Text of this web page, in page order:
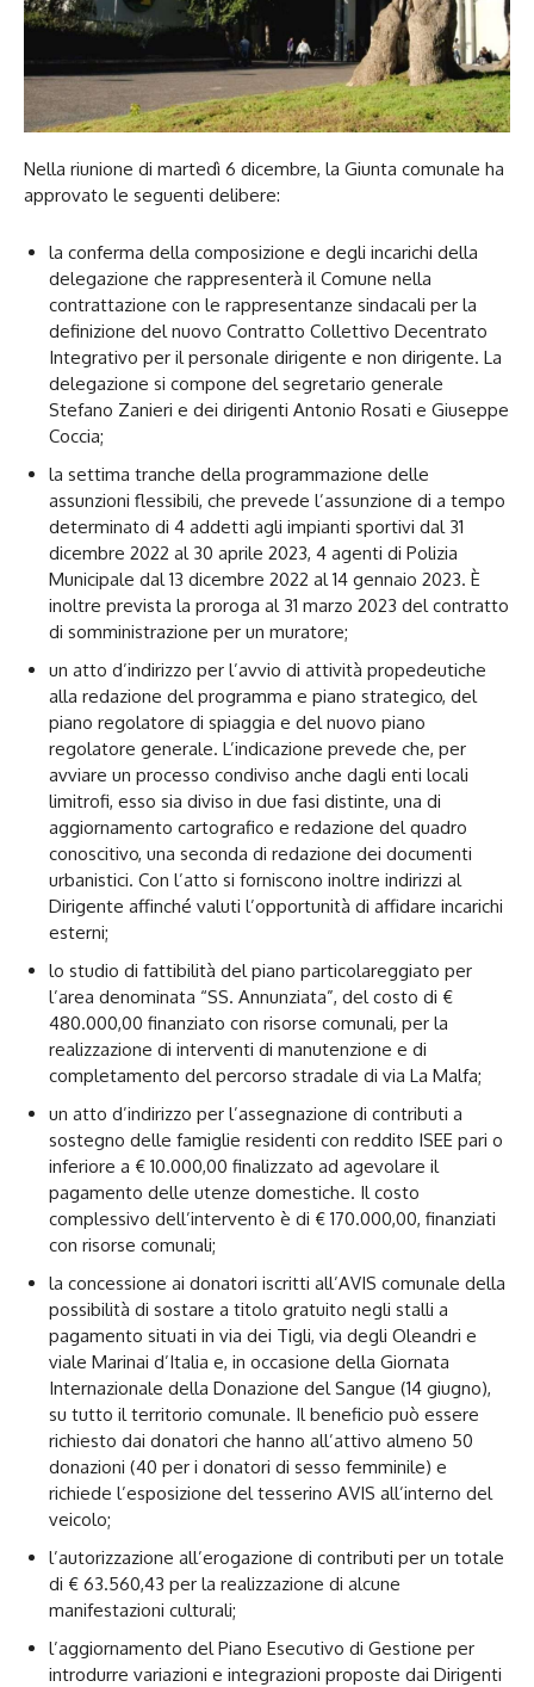
Nella riunione di martedì 6 dicembre, la Giunta comunale ha
approvato le seguenti delibere:
la conferma della composizione e degli incarichi della
delegazione che rappresenterà il Comune nella
contrattazione con le rappresentanze sindacali per la
definizione del nuovo Contratto Collettivo Decentrato
Integrativo per il personale dirigente e non dirigente. La
delegazione si compone del segretario generale
Stefano Zanieri e dei dirigenti Antonio Rosati e Giuseppe
Coccia;
la settima tranche della programmazione delle
assunzioni flessibili, che prevede l’assunzione di a tempo
determinato di 4 addetti agli impianti sportivi dal 31
dicembre 2022 al 30 aprile 2023, 4 agenti di Polizia
Municipale dal 13 dicembre 2022 al 14 gennaio 2023. È
inoltre prevista la proroga al 31 marzo 2023 del contratto
di somministrazione per un muratore;
un atto d’indirizzo per l’avvio di attività propedeutiche
alla redazione del programma e piano strategico, del
piano regolatore di spiaggia e del nuovo piano
regolatore generale. L’indicazione prevede che, per
avviare un processo condiviso anche dagli enti locali
limitrofi, esso sia diviso in due fasi distinte, una di
aggiornamento cartografico e redazione del quadro
conoscitivo, una seconda di redazione dei documenti
urbanistici. Con l’atto si forniscono inoltre indirizzi al
Dirigente affinché valuti l’opportunità di affidare incarichi
esterni;
lo studio di fattibilità del piano particolareggiato per
l’area denominata “SS. Annunziata”, del costo di €
480.000,00 finanziato con risorse comunali, per la
realizzazione di interventi di manutenzione e di
completamento del percorso stradale di via La Malfa;
un atto d’indirizzo per l’assegnazione di contributi a
sostegno delle famiglie residenti con reddito ISEE pari o
inferiore a € 10.000,00 finalizzato ad agevolare il
pagamento delle utenze domestiche. Il costo
complessivo dell’intervento è di € 170.000,00, finanziati
con risorse comunali;
la concessione ai donatori iscritti all’AVIS comunale della
possibilità di sostare a titolo gratuito negli stalli a
pagamento situati in via dei Tigli, via degli Oleandri e
viale Marinai d’Italia e, in occasione della Giornata
Internazionale della Donazione del Sangue (14 giugno),
su tutto il territorio comunale. Il beneficio può essere
richiesto dai donatori che hanno all’attivo almeno 50
donazioni (40 per i donatori di sesso femminile) e
richiede l’esposizione del tesserino AVIS all’interno del
veicolo;
l’autorizzazione all’erogazione di contributi per un totale
di € 63.560,43 per la realizzazione di alcune
manifestazioni culturali;
l’aggiornamento del Piano Esecutivo di Gestione per
introdurre variazioni e integrazioni proposte dai Dirigenti